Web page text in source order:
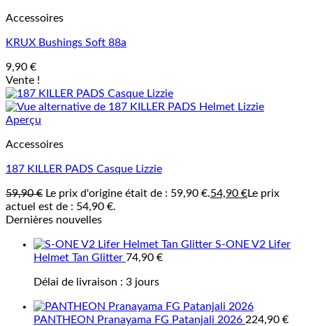
Accessoires
KRUX Bushings Soft 88a
9,90 €
Vente !
Aperçu
Accessoires
187 KILLER PADS Casque Lizzie
59,90€ Le prix d'origine était de : 59,90 €.54,90 €Le prix
actuel est de : 54,90 €.
Dernières nouvelles
S-ONE V2 Lifer
Helmet Tan Glitter 74,90 €
Délai de livraison : 3 jours
PANTHEON Pranayama FG Patanjali 2026 224,90 €